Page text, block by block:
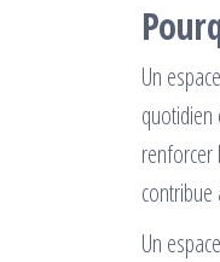
Un
quotidien
renforcer
contribue
Un